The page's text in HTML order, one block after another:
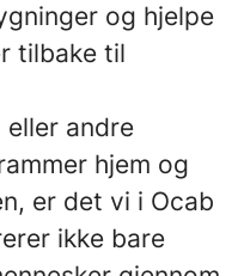
og hjelpe
tilbake til
eller andre
hjem og
er det vi i Ocab
ikke bare